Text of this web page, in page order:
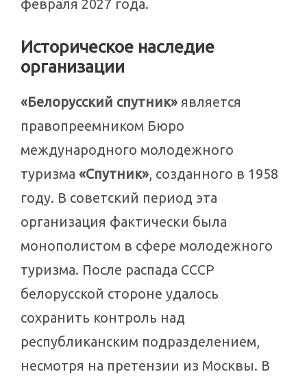
февраля 2027 года.
Историческое наследие
организации
«Белорусский спутник» является
правопреемником Бюро
международного молодежного
туризма «Спутник», созданного в 1958
году. В советский период эта
организация фактически была
монополистом в сфере молодежного
туризма. После распада СССР
белорусской стороне удалось
сохранить контроль над
республиканским подразделением,
несмотря на претензии из Москвы. В